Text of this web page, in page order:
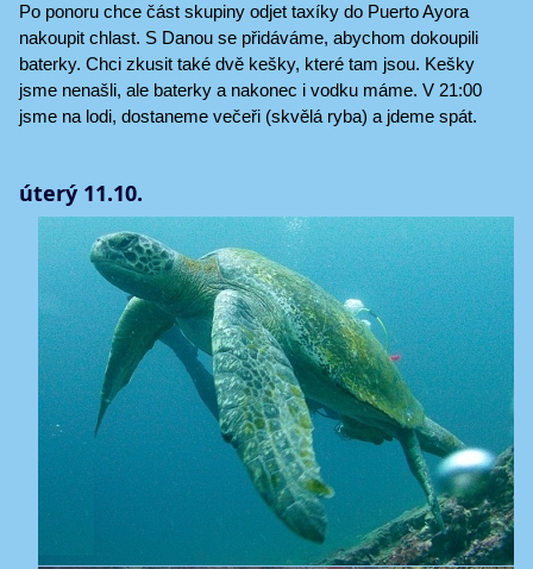
Po ponoru chce část skupiny odjet taxíky do Puerto Ayora
nakoupit chlast. S Danou se přidáváme, abychom dokoupili
baterky. Chci zkusit také dvě kešky, které tam jsou. Kešky
jsme nenašli, ale baterky a nakonec i vodku máme. V 21:00
jsme na lodi, dostaneme večeři (skvělá ryba) a jdeme spát.
úterý 11.10.